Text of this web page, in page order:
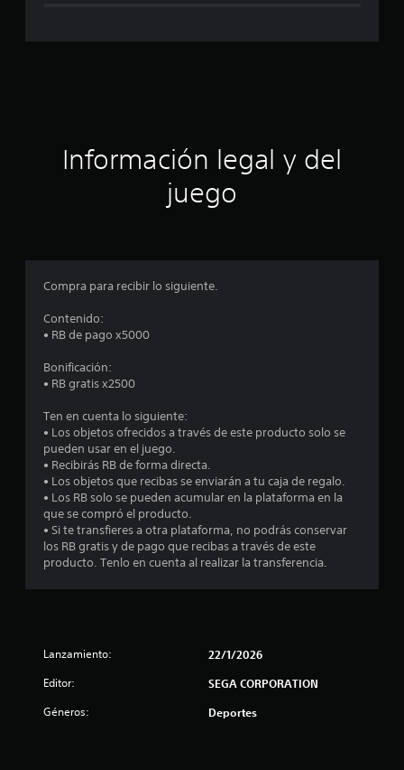
f
a
o
Información legal y del
juego
Compra para recibir lo siguiente.
Contenido:
• RB de pago x5000
Bonificación:
• RB gratis x2500
Ten en cuenta lo siguiente:
• Los objetos ofrecidos a través de este producto solo se
pueden usar en el juego.
• Recibirás RB de forma directa.
• Los objetos que recibas se enviarán a tu caja de regalo.
• Los RB solo se pueden acumular en la plataforma en la
que se compró el producto.
• Si te transfieres a otra plataforma, no podrás conservar
los RB gratis y de pago que recibas a través de este
producto. Tenlo en cuenta al realizar la transferencia.
Lanzamiento: 22/1/2026
Editor: SEGA CORPORATION
Géneros: Deportes